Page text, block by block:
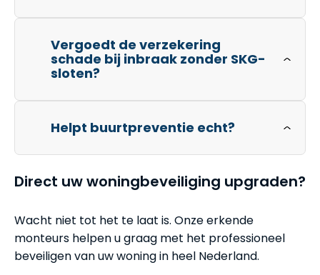
Vergoedt de verzekering
schade bij inbraak zonder SKG-
sloten?
Helpt buurtpreventie echt?
Direct uw woningbeveiliging upgraden?
Wacht niet tot het te laat is. Onze erkende
monteurs helpen u graag met het professioneel
beveiligen van uw woning in heel Nederland.